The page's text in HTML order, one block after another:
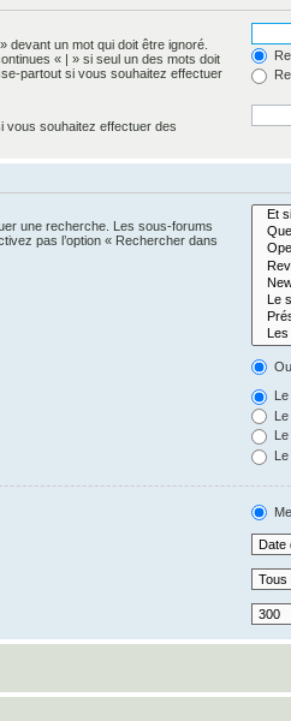
devant un mot qui doit être ignoré.
« | » si seul un des mots doit
partout si vous souhaitez effectuer
vous souhaitez effectuer des
une recherche. Les sous-forums
pas l’option « Rechercher dans